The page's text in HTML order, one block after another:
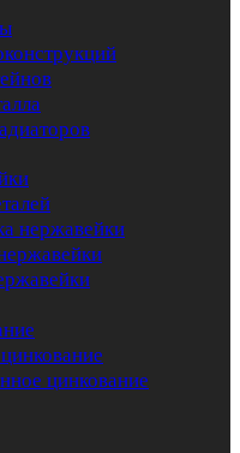
нержавейки
цинкование